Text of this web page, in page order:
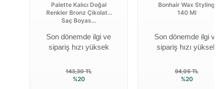
Palette Kalıcı Doğal
Renkler Bronz Çikolata
Saç Boyas...
Son dönemde ilgi ve
sipariş hızı yüksek
143,30 TL
%20
Bonhair Wax Styling
140 Ml
Son dönemde ilgi ve
sipariş hızı yüksek
94,05 TL
%20